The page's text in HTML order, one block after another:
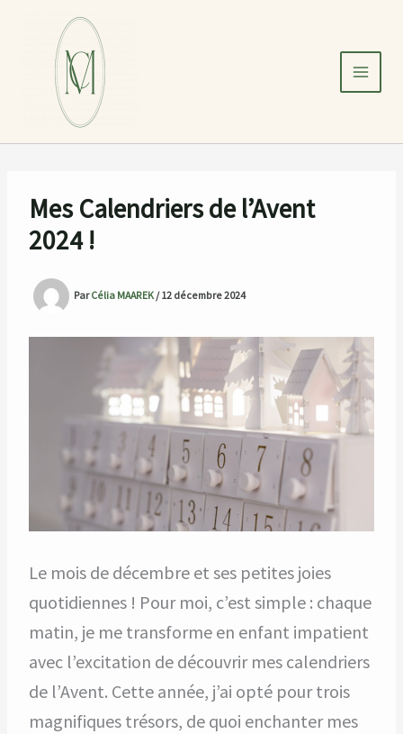
Mes Calendriers de l’Avent
2024 !
ParCélia MAAREK/12 décembre 2024
Le mois de décembre et ses petites joies
quotidiennes ! Pour moi, c’est simple : chaque
matin, je me transforme en enfant impatient
avec l’excitation de découvrir mes calendriers
de l’Avent. Cette année, j’ai opté pour trois
magnifiques trésors, de quoi enchanter mes